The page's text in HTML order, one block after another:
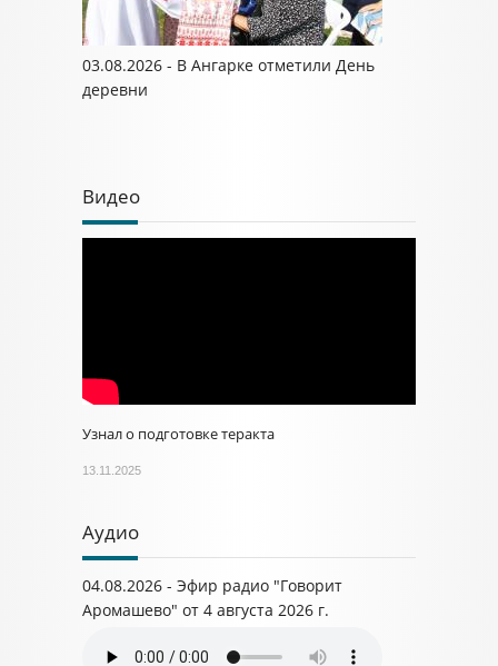
03.08.2026 - В Ангарке отметили День
деревни
Видео
Узнал о подготовке теракта
13.11.2025
Аудио
04.08.2026 - Эфир радио "Говорит
Аромашево" от 4 августа 2026 г.